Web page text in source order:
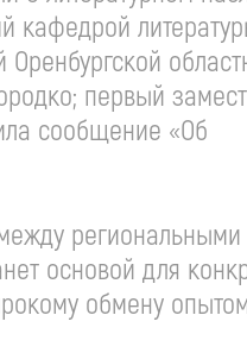
кафедрой
первый
сообщение «Об
региональными
основой для
обмену